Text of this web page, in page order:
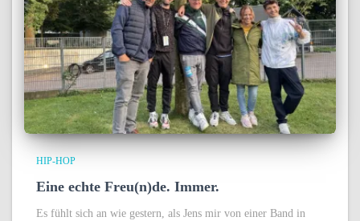
HIP-HOP
Eine echte Freu(n)de. Immer.
Es fühlt sich an wie gestern, als Jens mir von einer Band in